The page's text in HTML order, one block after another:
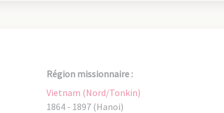
Région missionnaire :
Vietnam (Nord/Tonkin)
1864 - 1897 (Hanoi)